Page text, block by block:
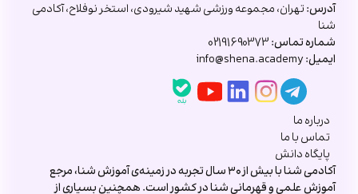
آدرس:تهران، مجموعه ورزشی شهید شیرودی، استخر نوفلاح، آکادمی
شنا
شماره تماس:02191690373
ایمیل:info@shena.academy
درباره ما
تماس با ما
پایگاه دانش
آکادمی شنا با بیش از ۳۰ سال تجربه در زمینه‌ی آموزش شنا، مرجع
آموزش علمی و قهرمانی شنا در کشور است. همچنین بسیاری از